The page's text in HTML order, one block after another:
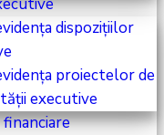
dispozițiilor
proiectelor de
executive